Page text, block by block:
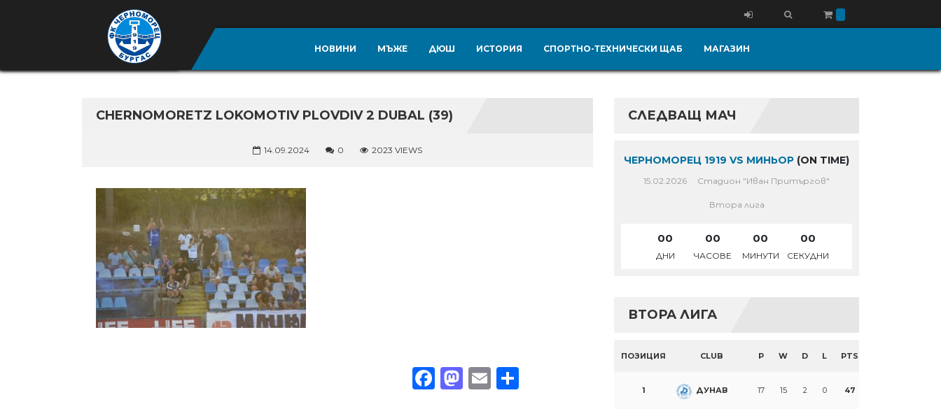
НОВИНИ МЪЖЕ ДЮШ ИСТОРИЯ СПОРТНО-ТЕХНИЧЕСКИ ЩАБ МАГАЗИН
CHERNOMORETZ LOKOMOTIV PLOVDIV 2 DUBAL (39)
14.09.2024 0 2023 VIEWS
Facebook
Mastodon
EmailShare
СЛЕДВАЩ МАЧ
ЧЕРНОМОРЕЦ 1919 VS МИНЬОР (ON TIME)
15.02.2026 Стадион "Иван Притъргов"
Втора лига
00
ДНИ
00
ЧАСОВЕ
00
МИНУТИ
00
СЕКУДНИ
ВТОРА ЛИГА
ПОЗИЦИЯ CLUB P W D L PTS
1 ДУНАВ 17 15 2 0 47